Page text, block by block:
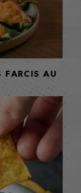
FARCIS AU